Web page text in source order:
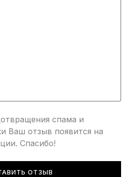
спама и
Ваш отзыв появится на
Спасибо!
ОТЗЫВ